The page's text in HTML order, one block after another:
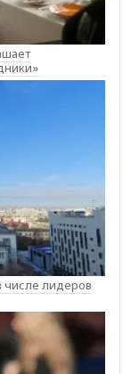
числе лидеров